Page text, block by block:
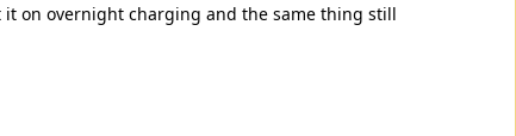
on overnight charging and the same thing still